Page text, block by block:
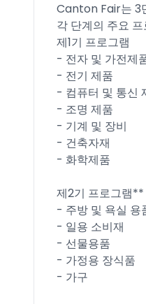
Canton Fair는 3
각 단계의 주요
제1기 프로그램
- 전자 및 가전제
- 전기 제품
- 컴퓨터 및 통신
- 조명 제품
- 기계 및 장비
- 건축자재
- 화학제품
제2기 프로그램**
- 주방 및 욕실 용
- 일용 소비재
- 선물용품
- 가정용 장식품
- 가구